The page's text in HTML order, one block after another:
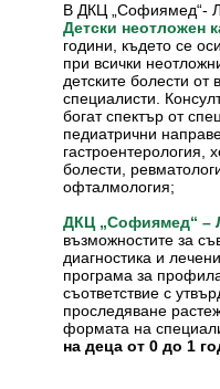
В ДКЦ „Софиямед“-
Детски неотложен
години, където се
при всички
детските болести
специалисти.
богат спектър от
педиатрични
гастроентерология,
болести,
офталмология;
ДКЦ „Софиямед“ –
възможностите за
диагностика и
програма за
съответствие с
проследяване
формата на
на деца от 0 до 1